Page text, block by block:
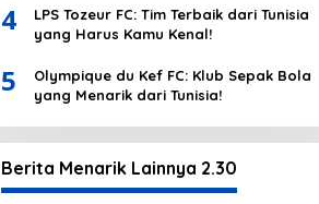
4
LPS Tozeur FC: Tim Terbaik dari Tunisia
yang Harus Kamu Kenal!
5
Olympique du Kef FC: Klub Sepak Bola
yang Menarik dari Tunisia!
Berita Menarik Lainnya 2.30